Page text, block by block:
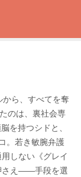
ら、すべてを奪
のは、裏社会専
を持つシドと、
。若き敏腕弁護
しない《グレイ
さえ――手段を選